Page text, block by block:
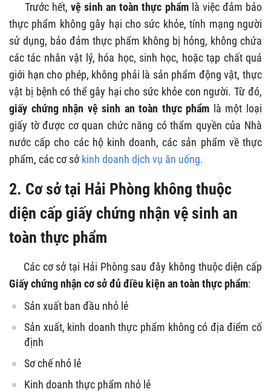
Trước hết, vệ sinh an toàn thực phẩmlà việc đảm bảo
thực phẩm không gây hại cho sức khỏe, tính mạng người
sử dụng, bảo đảm thực phẩm không bị hỏng, không chứa
các tác nhân vật lý, hóa học, sinh học, hoặc tạp chất quá
giới hạn cho phép, không phải là sản phẩm động vật, thực
vật bị bệnh có thể gây hại cho sức khỏe con người. Từ đó,
giấy chứng nhận vệ sinh an toàn thực phẩm là một loại
giấy tờ được cơ quan chức năng có thẩm quyền của Nhà
nước cấp cho các hộ kinh doanh, các sản phẩm về thực
phẩm, các cơ sở kinh doanh dịch vụ ăn uống.
2. Cơ sở tại Hải Phòng không thuộc
diện cấp giấy chứng nhận vệ sinh an
toàn thực phẩm
Các cơ sở tại Hải Phòng sau đây không thuộc diện cấp
Giấy chứng nhận cơ sở đủ điều kiện an toàn thực phẩm:
Sản xuất ban đầu nhỏ lẻ
Sản xuất, kinh doanh thực phẩm không có địa điểm cố
định
Sơ chế nhỏ lẻ
Kinh doanh thực phẩm nhỏ lẻ